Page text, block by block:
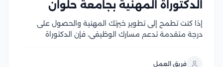
الدكتوراة المهنية بجامعة حلوان
إذا كنت تطمح إلى تطوير خبرتك المهنية والحصول على
درجة متقدمة تدعم مسارك الوظيفي، فإن الدكتوراة
فريق العمل